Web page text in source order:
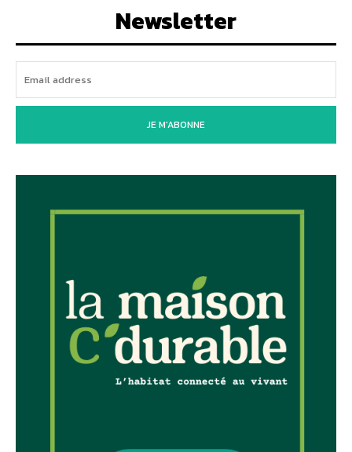
Newsletter
JE M'ABONNE